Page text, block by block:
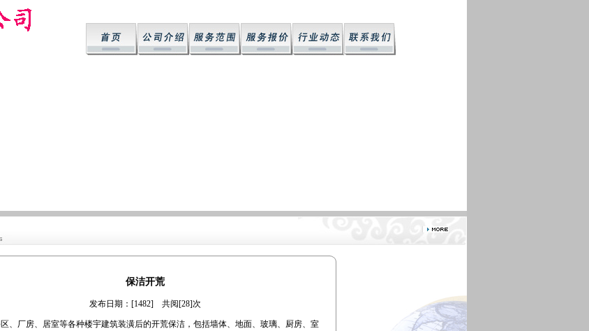
保洁开荒
发布日期：[1482] 共阅[28]次
、厂房、居室等各种楼宇建筑装潢后的开荒保洁，包括墙体、地面、玻璃、厨房、室